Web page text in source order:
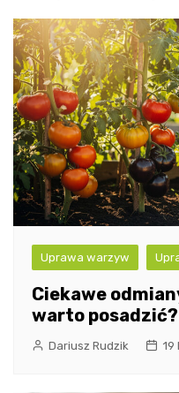
Uprawa warzyw
Ciekawe
warto posadzić?
Dariusz Rudzik 19